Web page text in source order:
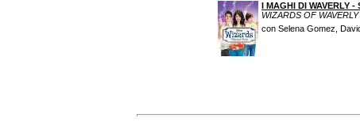
I MAGHI DI WAVERLY -
WIZARDS OF
con Selena Gomez,